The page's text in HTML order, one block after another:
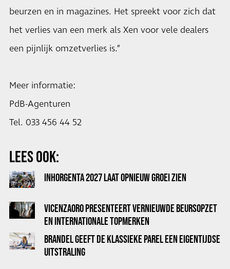
beurzen en in magazines. Het spreekt voor zich dat
het verlies van een merk als Xen voor vele dealers
een pijnlijk omzetverlies is.”
Meer informatie:
PdB-Agenturen
Tel. 033 456 44 52
LEES OOK:
INHORGENTA 2027 LAAT OPNIEUW GROEI ZIEN
VICENZAORO PRESENTEERT VERNIEUWDE BEURSOPZET
EN INTERNATIONALE TOPMERKEN
BRANDEL GEEFT DE KLASSIEKE PAREL EEN EIGENTIJDSE
UITSTRALING